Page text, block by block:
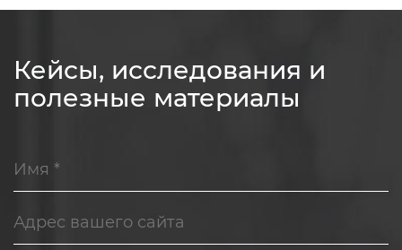
Кейсы, исследования и
полезные материалы